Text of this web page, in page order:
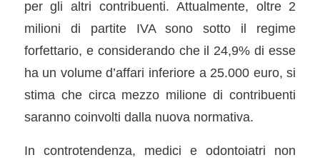
per gli altri contribuenti. Attualmente, oltre 2
milioni di partite IVA sono sotto il regime
forfettario, e considerando che il 24,9% di esse
ha un volume d’affari inferiore a 25.000 euro, si
stima che circa mezzo milione di contribuenti
saranno coinvolti dalla nuova normativa.
In controtendenza, medici e odontoiatri non